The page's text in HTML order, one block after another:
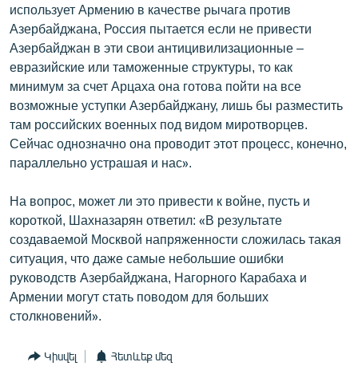
использует Армению в качестве рычага против
Азербайджана, Россия пытается если не привести
Азербайджан в эти свои антицивилизационные –
евразийские или таможенные структуры, то как
минимум за счет Арцаха она готова пойти на все
возможные уступки Азербайджану, лишь бы разместить
там российских военных под видом миротворцев.
Сейчас однозначно она проводит этот процесс, конечно,
параллельно устрашая и нас».
На вопрос, может ли это привести к войне, пусть и
короткой, Шахназарян ответил: «В результате
создаваемой Москвой напряженности сложилась такая
ситуация, что даже самые небольшие ошибки
руководств Азербайджана, Нагорного Карабаха и
Армении могут стать поводом для больших
столкновений».
Կիսվել Հետևեք մեզ